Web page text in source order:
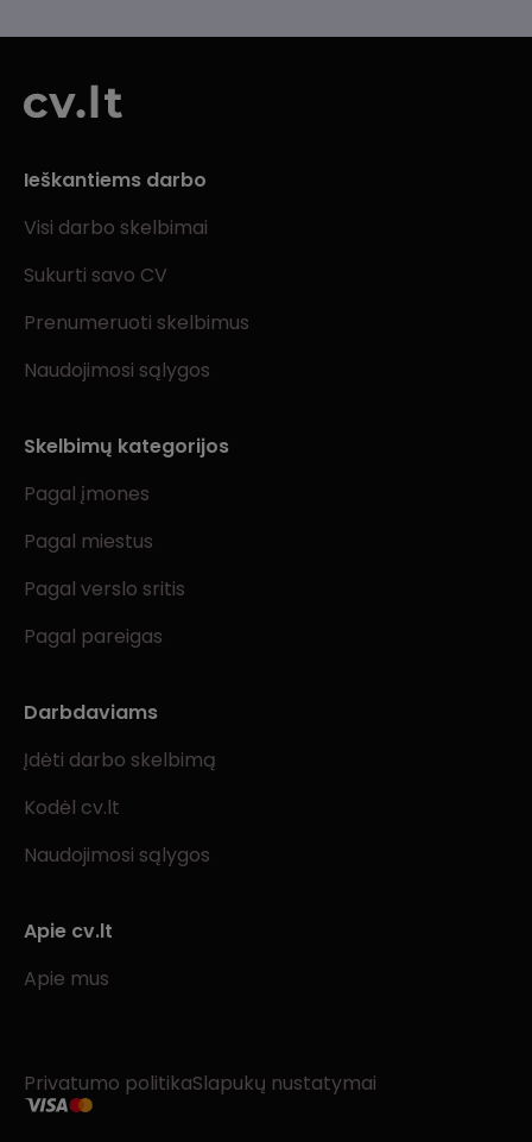
Ieškantiems darbo
Visi darbo skelbimai
Sukurti savo CV
Prenumeruoti skelbimus
Naudojimosi sąlygos
Skelbimų kategorijos
Pagal įmones
Pagal miestus
Pagal verslo sritis
Pagal pareigas
Darbdaviams
Įdėti darbo skelbimą
Kodėl cv.lt
Naudojimosi sąlygos
Apie cv.lt
Apie mus
Privatumo politikaSlapukų nustatymai